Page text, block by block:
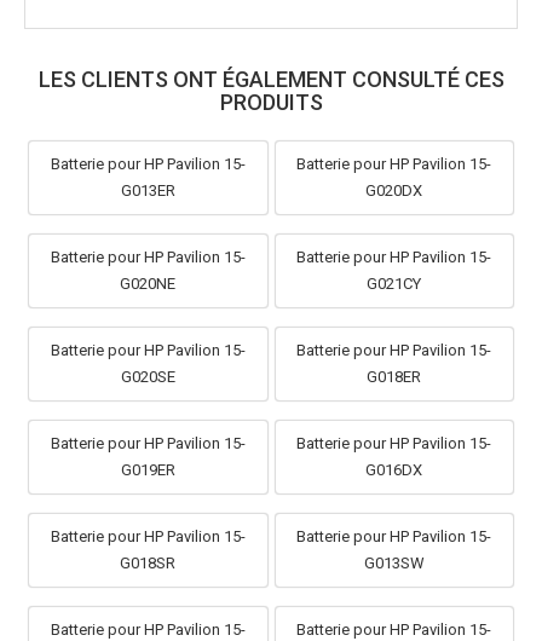
LES CLIENTS ONT ÉGALEMENT CONSULTÉ CES
PRODUITS
Batterie pour HP Pavilion 15-
G013ER
Batterie pour HP Pavilion 15-
G020DX
Batterie pour HP Pavilion 15-
G020NE
Batterie pour HP Pavilion 15-
G021CY
Batterie pour HP Pavilion 15-
G020SE
Batterie pour HP Pavilion 15-
G018ER
Batterie pour HP Pavilion 15-
G019ER
Batterie pour HP Pavilion 15-
G016DX
Batterie pour HP Pavilion 15-
G018SR
Batterie pour HP Pavilion 15-
G013SW
Batterie pour HP Pavilion 15-
Batterie pour HP Pavilion 15-